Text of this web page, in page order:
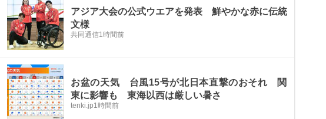
アジア大会の公式ウエアを発表 鮮やかな赤に伝統
文様
共同通信1時間前
お盆の天気 台風15号が北日本直撃のおそれ 関
東に影響も 東海以西は厳しい暑さ
tenki.jp1時間前